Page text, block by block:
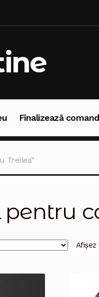
Finalizează
Treilea”